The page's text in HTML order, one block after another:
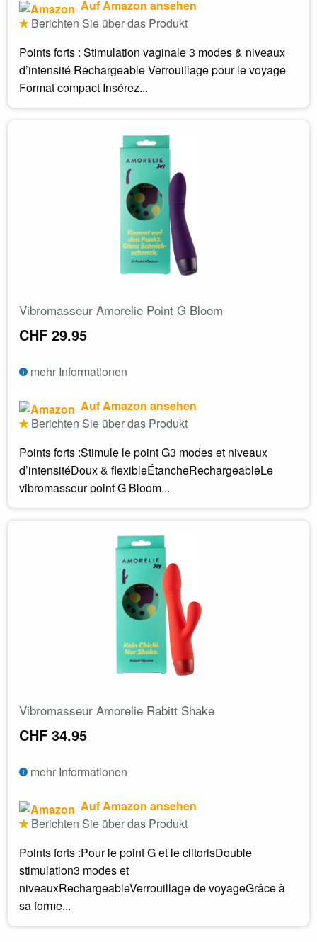
Auf Amazon ansehen
Berichten Sie über das Produkt
Points forts : Stimulation vaginale 3 modes & niveaux
d’intensité Rechargeable Verrouillage pour le voyage
Format compact Insérez...
Vibromasseur Amorelie Point G Bloom
CHF 29.95
mehr Informationen
Auf Amazon ansehen
Berichten Sie über das Produkt
Points forts :Stimule le point G3 modes et niveaux
d’intensitéDoux & flexibleÉtancheRechargeableLe
vibromasseur point G Bloom...
Vibromasseur Amorelie Rabitt Shake
CHF 34.95
mehr Informationen
Auf Amazon ansehen
Berichten Sie über das Produkt
Points forts :Pour le point G et le clitorisDouble
stimulation3 modes et
niveauxRechargeableVerrouillage de voyageGrâce à
sa forme...